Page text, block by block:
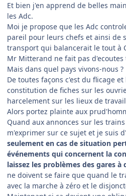
Et bien j'en apprend de belles
les Adc.
Moi je propose que les Adc
pareil pour leurs chefs et ainsi de
transport qui balancerait le tout à
Mr Mitterand ne fait pas
Mais dans quel pays vivons-nous ?
De toutes façons c'est du flicage
constitution de fiches sur les
harcelement sur les lieux de
Alors portez plainte aux
Quand aux annonces sur les
m'exprimer sur ce sujet et je suis
seulement en cas de situation
événements qui concernent la
laissez les problèmes des gares
ne doivent se faire que quand le
avec la marche à zéro et le